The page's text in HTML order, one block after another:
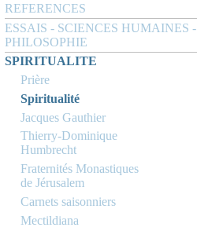
REFERENCES
ESSAIS - SCIENCES HUMAINES -
PHILOSOPHIE
SPIRITUALITE
Prière
Spiritualité
Jacques Gauthier
Thierry-Dominique
Humbrecht
Fraternités Monastiques
de Jérusalem
Carnets saisonniers
Mectildiana